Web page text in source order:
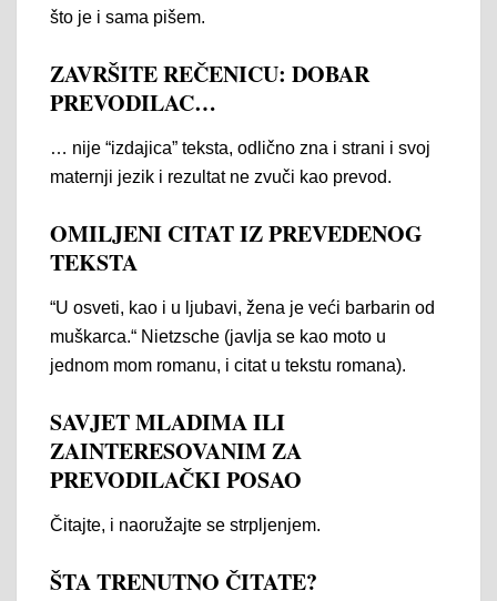
što je i sama pišem.
ZAVRŠITE REČENICU: DOBAR
PREVODILAC…
… nije “izdajica” teksta, odlično zna i strani i svoj
maternji jezik i rezultat ne zvuči kao prevod.
OMILJENI CITAT IZ PREVEDENOG
TEKSTA
“U osveti, kao i u ljubavi, žena je veći barbarin od
muškarca.“ Nietzsche (javlja se kao moto u
jednom mom romanu, i citat u tekstu romana).
SAVJET MLADIMA ILI
ZAINTERESOVANIM ZA
PREVODILAČKI POSAO
Čitajte, i naoružajte se strpljenjem.
ŠTA TRENUTNO ČITATE?